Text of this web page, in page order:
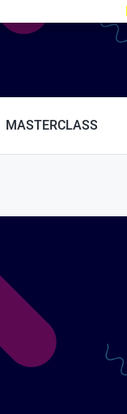
MASTERCLASS